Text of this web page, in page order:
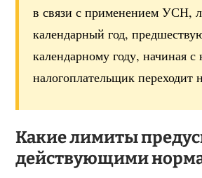
в связи с применением УСН,
календарный год,
календарному году, начиная с
налогоплательщик
Какие лимиты
действующими